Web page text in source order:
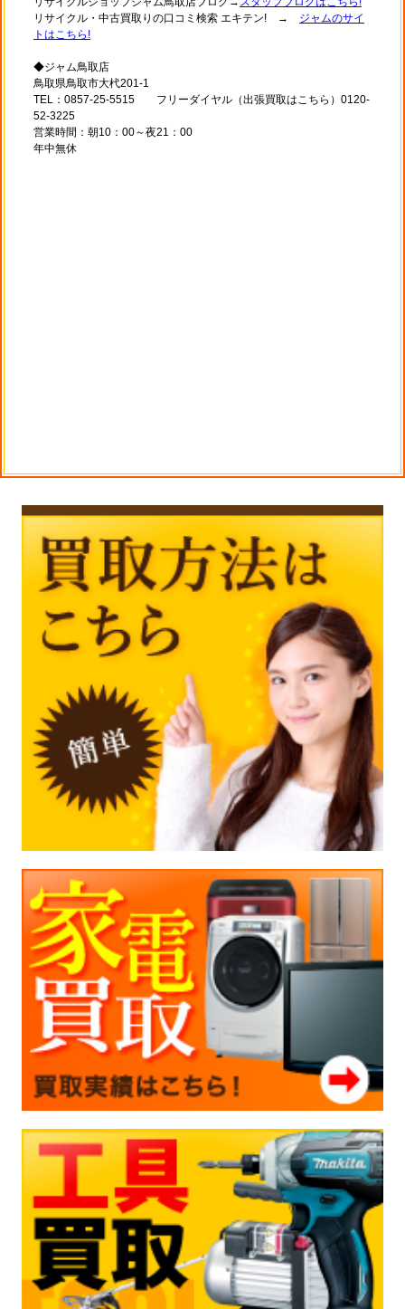
リサイクル・中古買取りの口コミ検索 エキテン! → ジャムのサイ
トはこちら!
◆ジャム鳥取店
鳥取県鳥取市大杙201-1
TEL：0857-25-5515 フリーダイヤル（出張買取はこちら）0120-
52-3225
営業時間：朝10：00～夜21：00
年中無休